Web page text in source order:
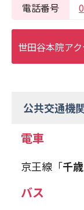
電話番号
世田谷本院アク
公共交通機
電車
京王線「千
バス